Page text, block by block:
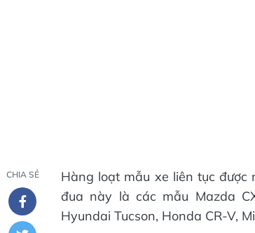
CHIA SẺ
Hàng loạt mẫu xe liên tục
đua này là các mẫu Mazda
Hyundai Tucson, Honda CR-V,